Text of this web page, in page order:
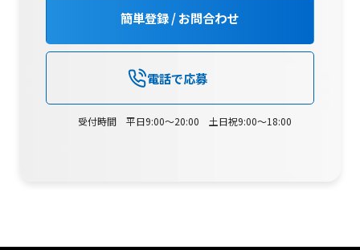
簡単登録 / お問合わせ
電話で応募
受付時間 平日9:00～20:00 土日祝9:00～18:00